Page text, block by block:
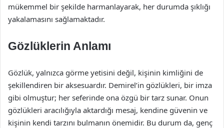
mükemmel bir şekilde harmanlayarak, her durumda şıklığı
yakalamasını sağlamaktadır.
Gözlüklerin Anlamı
Gözlük, yalnızca görme yetisini değil, kişinin kimliğini de
şekillendiren bir aksesuardır. Demirel’in gözlükleri, bir imza
gibi olmuştur; her seferinde ona özgü bir tarz sunar. Onun
gözlükleri aracılığıyla aktardığı mesaj, kendine güvenin ve
kişinin kendi tarzını bulmanın önemidir. Bu durum da, genç